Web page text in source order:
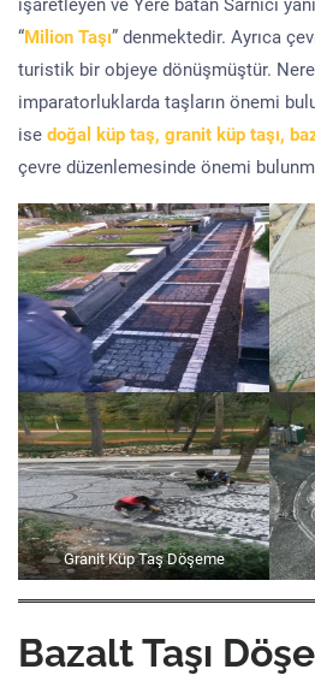
işaretleyen ve Yere batan Sarnıcı
“Milion Taşı” denmektedir. Ayrıca
turistik bir objeye dönüşmüştür.
imparatorluklarda taşların önemi
ise doğal küp taş, granit küp taşı,
çevre düzenlemesinde önemi
Granit Küp Taş Döşeme
Bazalt Taşı